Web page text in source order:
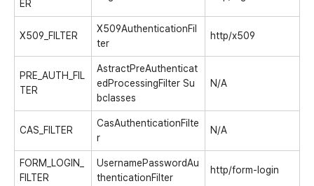
ER
X509_FILTER
X509AuthenticationFil
ter
http/x509
PRE_AUTH_FIL
TER
AstractPreAuthenticat
edProcessingFilter Su
bclasses
N/A
CAS_FILTER
CasAuthenticationFilte
r
N/A
FORM_LOGIN_
FILTER
UsernamePasswordAu
thenticationFilter
http/form-login